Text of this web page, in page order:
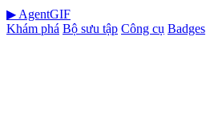
▶ AgentGIF
Khám phá Bộ sưu tập Công cụ Badges